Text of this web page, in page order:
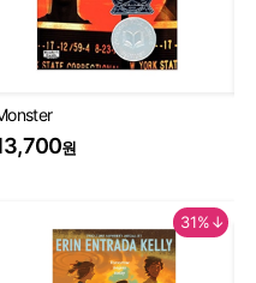
원
31%↓